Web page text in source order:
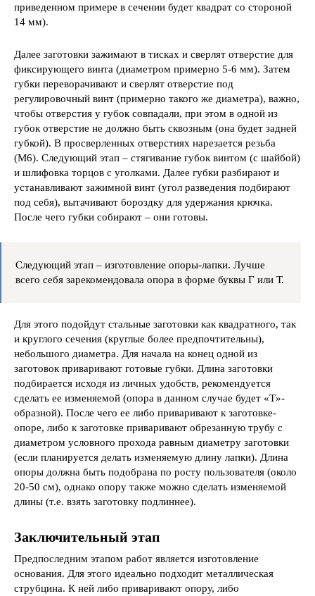
приведенном примере в сечении будет квадрат со стороной
14 мм).
Далее заготовки зажимают в тисках и сверлят отверстие для
фиксирующего винта (диаметром примерно 5-6 мм). Затем
губки переворачивают и сверлят отверстие под
регулировочный винт (примерно такого же диаметра), важно,
чтобы отверстия у губок совпадали, при этом в одной из
губок отверстие не должно быть сквозным (она будет задней
губкой). В просверленных отверстиях нарезается резьба
(М6). Следующий этап – стягивание губок винтом (с шайбой)
и шлифовка торцов с уголками. Далее губки разбирают и
устанавливают зажимной винт (угол разведения подбирают
под себя), вытачивают бороздку для удержания крючка.
После чего губки собирают – они готовы.
Следующий этап – изготовление опоры-лапки. Лучше
всего себя зарекомендовала опора в форме буквы Г или Т.
Для этого подойдут стальные заготовки как квадратного, так
и круглого сечения (круглые более предпочтительны),
небольшого диаметра. Для начала на конец одной из
заготовок приваривают готовые губки. Длина заготовки
подбирается исходя из личных удобств, рекомендуется
сделать ее изменяемой (опора в данном случае будет «Т»-
образной). После чего ее либо приваривают к заготовке-
опоре, либо к заготовке приваривают обрезанную трубу с
диаметром условного прохода равным диаметру заготовки
(если планируется делать изменяемую длину лапки). Длина
опоры должна быть подобрана по росту пользователя (около
20-50 см), однако опору также можно сделать изменяемой
длины (т.е. взять заготовку подлиннее).
Заключительный этап
Предпоследним этапом работ является изготовление
основания. Для этого идеально подходит металлическая
струбцина. К ней либо приваривают опору, либо